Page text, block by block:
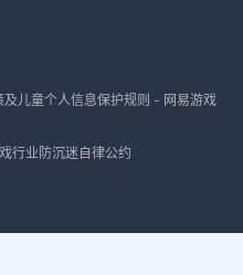
儿童个人信息保护规则 - 网易游戏
行业防沉迷自律公约